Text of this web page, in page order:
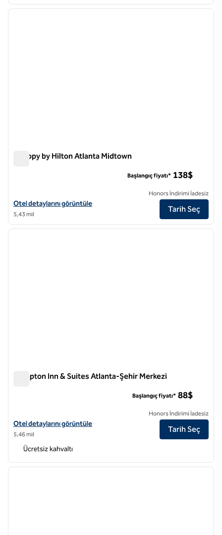
1 / 12
Canopy by Hilton Atlanta Midtown
Canopy by Hilton Atlanta Midtown için otel detaylarını görüntüleyin
Otel detaylarını görüntüle
5,43 mil
Başlangıç fiyatı* 138$
Honors İndirimi İadesiz
Tarih Seç
1/12
1 / 12
Hampton Inn & Suites Atlanta-Şehir Merkezi
Hampton Inn & Suites Atlanta-Downtown için otel detaylarını
Otel detaylarını görüntüle
5,46 mil
Başlangıç fiyatı* 88$
Honors İndirimi İadesiz
Tarih Seç
Ücretsiz kahvaltı
1 / 12